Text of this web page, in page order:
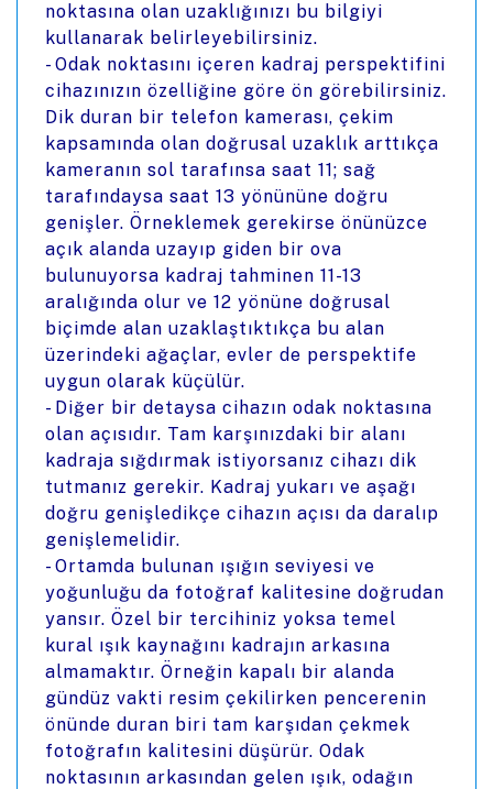
noktasına olan uzaklığınızı bu bilgiyi
kullanarak belirleyebilirsiniz.
- Odak noktasını içeren kadraj perspektifini
cihazınızın özelliğine göre ön görebilirsiniz.
Dik duran bir telefon kamerası, çekim
kapsamında olan doğrusal uzaklık arttıkça
kameranın sol tarafınsa saat 11; sağ
tarafındaysa saat 13 yönününe doğru
genişler. Örneklemek gerekirse önünüzce
açık alanda uzayıp giden bir ova
bulunuyorsa kadraj tahminen 11-13
aralığında olur ve 12 yönüne doğrusal
biçimde alan uzaklaştıktıkça bu alan
üzerindeki ağaçlar, evler de perspektife
uygun olarak küçülür.
- Diğer bir detaysa cihazın odak noktasına
olan açısıdır. Tam karşınızdaki bir alanı
kadraja sığdırmak istiyorsanız cihazı dik
tutmanız gerekir. Kadraj yukarı ve aşağı
doğru genişledikçe cihazın açısı da daralıp
genişlemelidir.
- Ortamda bulunan ışığın seviyesi ve
yoğunluğu da fotoğraf kalitesine doğrudan
yansır. Özel bir tercihiniz yoksa temel
kural ışık kaynağını kadrajın arkasına
almamaktır. Örneğin kapalı bir alanda
gündüz vakti resim çekilirken pencerenin
önünde duran biri tam karşıdan çekmek
fotoğrafın kalitesini düşürür. Odak
noktasının arkasından gelen ışık, odağın